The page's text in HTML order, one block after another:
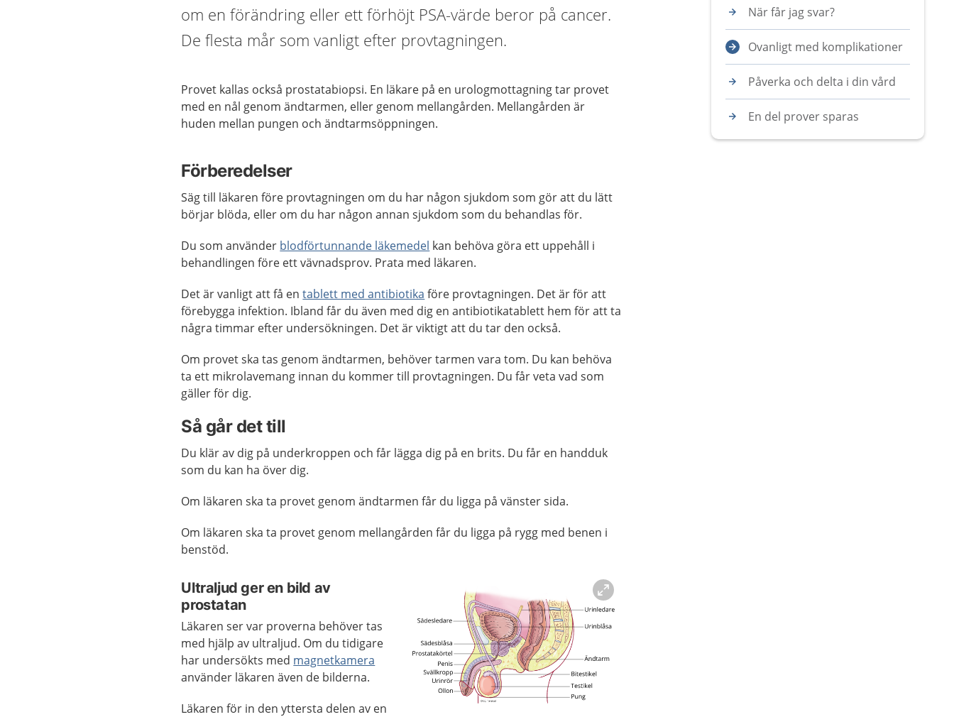
om en förändring eller ett förhöjt PSA-värde beror på cancer.
De flesta mår som vanligt efter provtagningen.
Provet kallas också prostatabiopsi. En läkare på en urologmottagning tar provet
med en nål genom ändtarmen, eller genom mellangården. Mellangården är
huden mellan pungen och ändtarmsöppningen.
Förberedelser
Säg till läkaren före provtagningen om du har någon sjukdom som gör att du lätt
börjar blöda, eller om du har någon annan sjukdom som du behandlas för.
Du som använder blodförtunnande läkemedel kan behöva göra ett uppehåll i
behandlingen före ett vävnadsprov. Prata med läkaren.
Det är vanligt att få entablett med antibiotika före provtagningen. Det är för att
förebygga infektion. Ibland får du även med dig en antibiotikatablett hem för att ta
några timmar efter undersökningen. Det är viktigt att du tar den också.
Om provet ska tas genom ändtarmen, behöver tarmen vara tom. Du kan behöva
ta ett mikrolavemang innan du kommer till provtagningen. Du får veta vad som
gäller för dig.
Så går det till
Du klär av dig på underkroppen och får lägga dig på en brits. Du får en handduk
som du kan ha över dig.
Om läkaren ska ta provet genom ändtarmen får du ligga på vänster sida.
Om läkaren ska ta provet genom mellangården får du ligga på rygg med benen i
benstöd.
Ultraljud ger en bild av
prostatan
Läkaren ser var proverna behöver tas
med hjälp av ultraljud. Om du tidigare
har undersökts med magnetkamera
använder läkaren även de bilderna.
Läkaren för in den yttersta delen av en
När får jag svar?
Ovanligt med komplikationer
Påverka och delta i din vård
En del prover sparas